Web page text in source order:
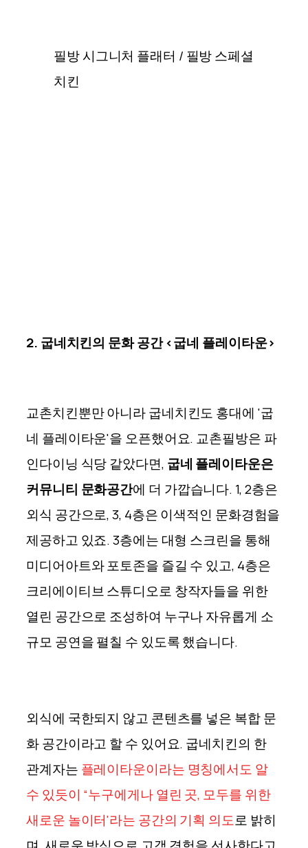
필방 시그니처 플래터 / 필방 스페셜
치킨
2. 굽네치킨의 문화 공간 <굽네 플레이타운>
교촌치킨뿐만 아니라 굽네치킨도 홍대에 '굽
네 플레이타운'을 오픈했어요. 교촌필방은 파
인다이닝 식당 같았다면, 굽네 플레이타운은
커뮤니티 문화공간에 더 가깝습니다. 1, 2층은
외식 공간으로, 3, 4층은 이색적인 문화경험을
제공하고 있죠. 3층에는 대형 스크린을 통해
미디어아트와 포토존을 즐길 수 있고, 4층은
크리에이티브 스튜디오로 창작자들을 위한
열린 공간으로 조성하여 누구나 자유롭게 소
규모 공연을 펼칠 수 있도록 했습니다.
외식에 국한되지 않고 콘텐츠를 넣은 복합 문
화 공간이라고 할 수 있어요. 굽네치킨의 한
관계자는 플레이타운이라는 명칭에서도 알
수 있듯이 “누구에게나 열린 곳, 모두를 위한
새로운 놀이터'라는 공간의 기획 의도로 밝히